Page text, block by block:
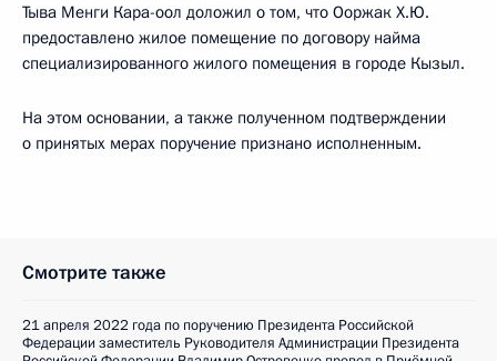
Тыва Менги Кара-оол доложил о том, что Ооржак Х.Ю.
предоставлено жилое помещение по договору найма
специализированного жилого помещения в городе Кызыл.
На этом основании, а также полученном подтверждении
о принятых мерах поручение признано исполненным.
Смотрите также
21 апреля 2022 года по поручению Президента Российской
Федерации заместитель Руководителя Администрации Президента